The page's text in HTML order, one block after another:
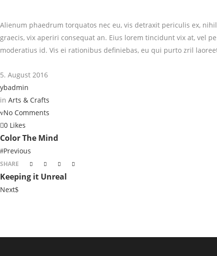
Alienum phaedrum torquatos nec eu, vis detraxit periculis ex,
graecis, vix aperiri consequat an. Eius lorem tincidunt vix at, vel
moderatius id. Vis ei rationibus definiebas, eu qui purto zril
5. August 2016
ybadmin
in Arts & Crafts
No Comments
0 Likes
Color The Mind
Previous
SHARE
Keeping it Unreal
Next